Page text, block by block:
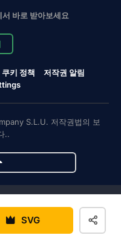
SVG
바로 받아보세요
쿠키 정책
저작권 알림
S.L.U. 저작권법의 보
..